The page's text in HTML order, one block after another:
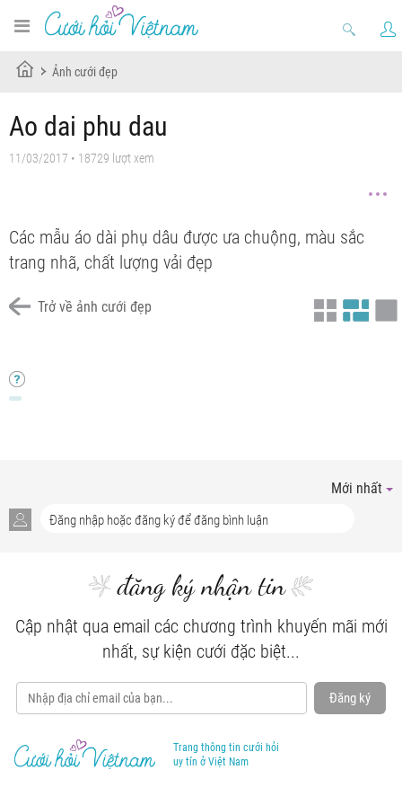
Ảnh cưới đẹp
Ao dai phu dau
11/03/2017 • 18729 lượt xem
Các mẫu áo dài phụ dâu được ưa chuộng, màu sắc
trang nhã, chất lượng vải đẹp
Trở về ảnh cưới đẹp
Chưa có tiêu đề
Chưa có tiêu đề
Chưa có tiêu đề
Chưa có tiêu đề
Chưa có tiêu đề
Chưa có tiêu đề
Chưa có tiêu đề
Chưa có tiêu đề
Chưa có tiêu đề
Chưa có tiêu đề
Chưa có tiêu đề
Mới nhất
đăng ký nhận tin
Cập nhật qua email các chương trình khuyến mãi mới
nhất, sự kiện cưới đặc biệt...
Đăng ký
Trang thông tin cưới hỏi
uy tín ở Việt Nam